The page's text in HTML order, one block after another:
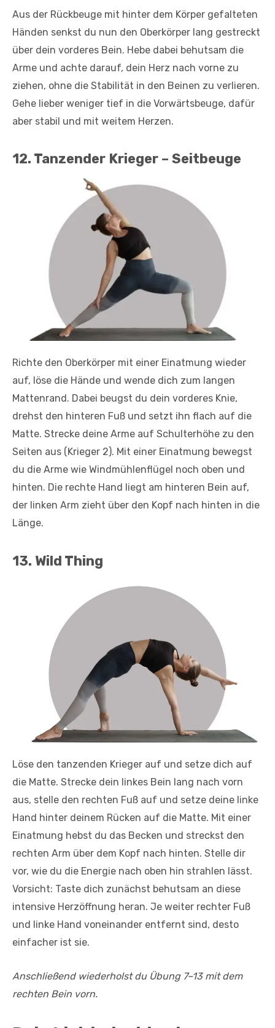
Aus der Rückbeuge mit hinter dem Körper gefalteten
Händen senkst du nun den Oberkörper lang gestreckt
über dein vorderes Bein. Hebe dabei behutsam die
Arme und achte darauf, dein Herz nach vorne zu
ziehen, ohne die Stabilität in den Beinen zu verlieren.
Gehe lieber weniger tief in die Vorwärtsbeuge, dafür
aber stabil und mit weitem Herzen.
12. Tanzender Krieger – Seitbeuge
Richte den Oberkörper mit einer Einatmung wieder
auf, löse die Hände und wende dich zum langen
Mattenrand. Dabei beugst du dein vorderes Knie,
drehst den hinteren Fuß und setzt ihn flach auf die
Matte. Strecke deine Arme auf Schulterhöhe zu den
Seiten aus (Krieger 2). Mit einer Einatmung bewegst
du die Arme wie Windmühlenflügel noch oben und
hinten. Die rechte Hand liegt am hinteren Bein auf,
der linken Arm zieht über den Kopf nach hinten in die
Länge.
13. Wild Thing
Löse den tanzenden Krieger auf und setze dich auf
die Matte. Strecke dein linkes Bein lang nach vorn
aus, stelle den rechten Fuß auf und setze deine linke
Hand hinter deinem Rücken auf die Matte. Mit einer
Einatmung hebst du das Becken und streckst den
rechten Arm über dem Kopf nach hinten. Stelle dir
vor, wie du die Energie nach oben hin strahlen lässt.
Vorsicht: Taste dich zunächst behutsam an diese
intensive Herzöffnung heran. Je weiter rechter Fuß
und linke Hand voneinander entfernt sind, desto
einfacher ist sie.
Anschließend wiederholst du Übung 7–13 mit dem
rechten Bein vorn.